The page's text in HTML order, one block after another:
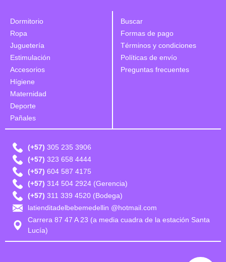
Dormitorio
Ropa
Juguetería
Estimulación
Accesorios
Hígiene
Maternidad
Deporte
Pañales
Buscar
Formas de pago
Términos y condiciones
Políticas de envío
Preguntas frecuentes
(+57) 305 235 3906
(+57) 323 658 4444
(+57) 604 587 4175
(+57) 314 504 2924 (Gerencia)
(+57) 311 339 4520 (Bodega)
latienditadelbebemedellin @hotmail.com
Carrera 87 47 A 23 (a media cuadra de la estación Santa
Lucía)